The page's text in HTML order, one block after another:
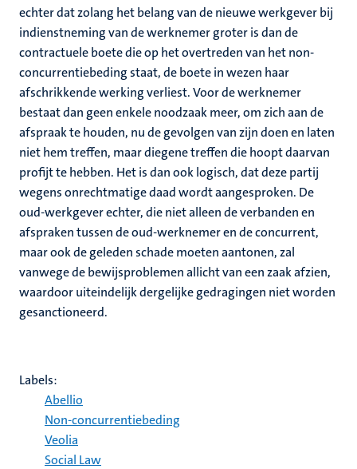
echter dat zolang het belang van de nieuwe werkgever bij
indienstneming van de werknemer groter is dan de
contractuele boete die op het overtreden van het non-
concurrentiebeding staat, de boete in wezen haar
afschrikkende werking verliest. Voor de werknemer
bestaat dan geen enkele noodzaak meer, om zich aan de
afspraak te houden, nu de gevolgen van zijn doen en laten
niet hem treffen, maar diegene treffen die hoopt daarvan
profijt te hebben. Het is dan ook logisch, dat deze partij
wegens onrechtmatige daad wordt aangesproken. De
oud-werkgever echter, die niet alleen de verbanden en
afspraken tussen de oud-werknemer en de concurrent,
maar ook de geleden schade moeten aantonen, zal
vanwege de bewijsproblemen allicht van een zaak afzien,
waardoor uiteindelijk dergelijke gedragingen niet worden
gesanctioneerd.
Labels:
Abellio
Non-concurrentiebeding
Veolia
Social Law